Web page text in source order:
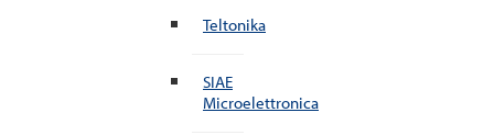
Teltonika
SIAE
Microelettronica